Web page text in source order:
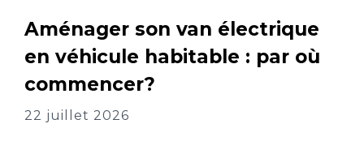
Aménager son van électrique
en véhicule habitable : par où
commencer?
22 juillet 2026